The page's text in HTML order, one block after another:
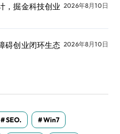
，掘金科技创业 2026年8月10日
碍创业闭环生态 2026年8月10日
SEO. Win7